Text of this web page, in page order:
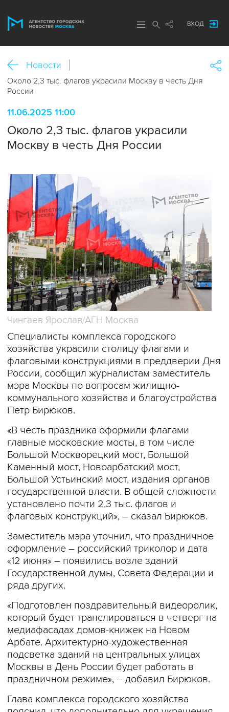
ВХОД
Новости
Около 2,3 тыс. флагов украсили Москву в честь Дня
России
11.06.2025 11:00
Около 2,3 тыс. флагов украсили
Москву в честь Дня России
Чингаев Ярослав/АГН Москва
Специалисты комплекса городского
хозяйства украсили столицу флагами и
флаговыми конструкциями в преддверии Дня
России, сообщил журналистам заместитель
мэра Москвы по вопросам жилищно-
коммунального хозяйства и благоустройства
Петр Бирюков.
«В честь праздника оформили флагами
главные московские мосты, в том числе
Большой Москворецкий мост, Большой
Каменный мост, Новоарбатский мост,
Большой Устьинский мост, издания органов
государственной власти. В общей сложности
установлено почти 2,3 тыс. флагов и
флаговых конструкций», – сказал Бирюков.
Заместитель мэра уточнил, что праздничное
оформление – российский триколор и дата
«12 июня» – появились возле зданий
Государственной думы, Совета Федерации и
ряда других.
«Подготовлен поздравительный видеоролик,
который будет транслироваться в четверг на
медиафасадах домов-книжек на Новом
Арбате. Архитектурно-художественная
подсветка зданий на центральных улицах
Москвы в День России будет работать в
праздничном режиме», – добавил Бирюков.
Глава комплекса городского хозяйства